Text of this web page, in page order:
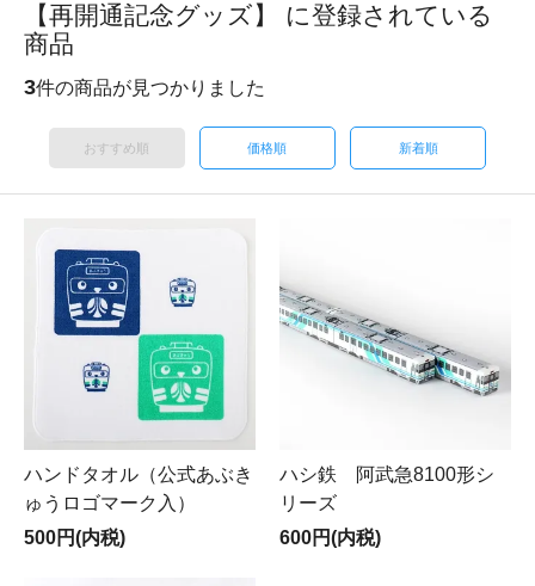
【再開通記念グッズ】 に登録されている
商品
3件の商品が見つかりました
おすすめ順 価格順 新着順
ハンドタオル（公式あぶき
ゅうロゴマーク入）
500円(内税)
ハシ鉄 阿武急8100形シ
リーズ
600円(内税)